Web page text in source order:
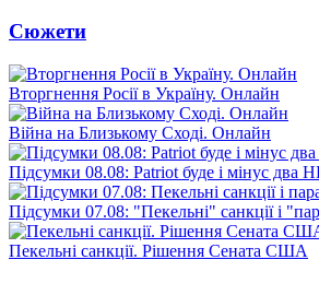
Сюжети
Вторгнення Росії в Україну. Онлайн
Війна на Близькому Сході. Онлайн
Підсумки 08.08: Patriot буде і мінус два
Підсумки 07.08: "Пекельні" санкції і
Пекельні санкції. Рішення Сената США